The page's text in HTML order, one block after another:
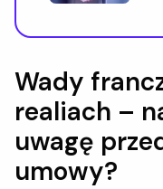
Wady
realiach –
uwagę
umowy?